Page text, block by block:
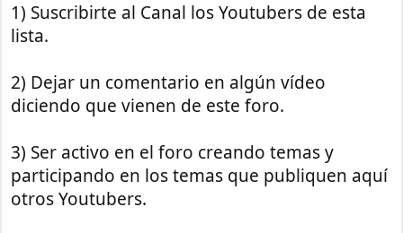
1) Suscribirte al Canal los Youtubers de esta
lista.
2) Dejar un comentario en algún vídeo
diciendo que vienen de este foro.
3) Ser activo en el foro creando temas y
participando en los temas que publiquen aquí
otros Youtubers.